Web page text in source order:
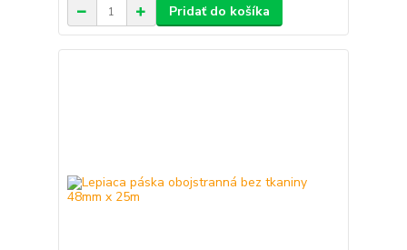
Pridať do košíka